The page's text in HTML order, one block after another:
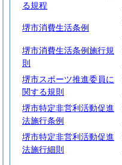
る規程
堺市消費生活条例
堺市消費生活条例施行規
則
堺市スポーツ推進委員に
関する規則
堺市特定非営利活動促進
法施行条例
堺市特定非営利活動促進
法施行細則